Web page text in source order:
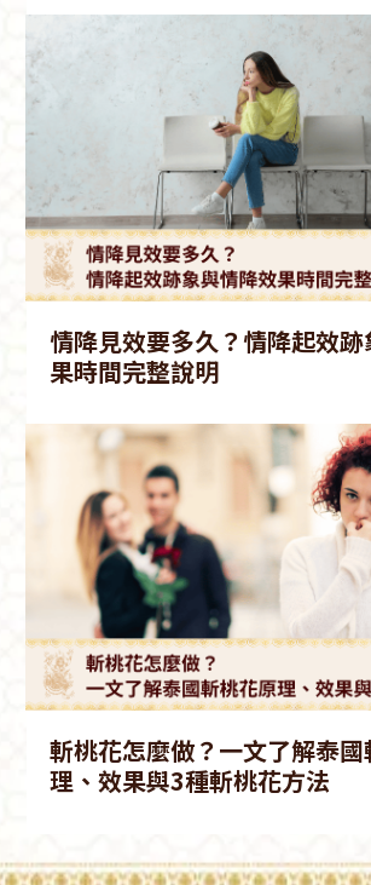
情降見效要多久？情降起效
果時間完整說明
斬桃花怎麼做？一文了解泰
理、效果與3種斬桃花方法